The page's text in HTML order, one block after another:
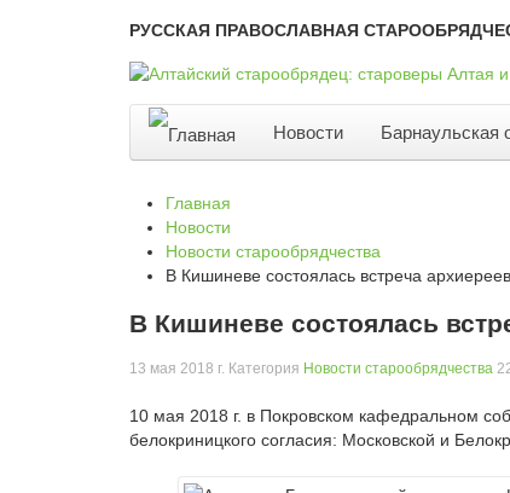
РУССКАЯ ПРАВОСЛАВНАЯ
Новости Барнаульская
Главная
Новости
Новости старообрядчества
В Кишиневе состоялась встреча
В Кишиневе состоялась
13 мая 2018 г. Категория Новости старообрядчества
10 мая 2018 г. в Покровском кафедральном
белокриницкого согласия: Московской и